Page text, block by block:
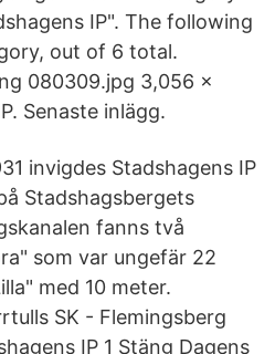
IP". The following
out of 6 total.
080309.jpg 3,056 ×
Senaste inlägg.
invigdes Stadshagens IP
Stadshagsbergets
fanns två
som var ungefär 22
med 10 meter.
SK - Flemingsberg
IP 1 Stäng Dagens